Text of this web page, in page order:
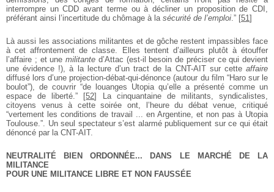
interrompre un CDD avant terme ou à décliner un proposition de CDI,
préférant ainsi l’incertitude du chômage à la sécurité de l’emploi.” [51]
Là aussi les associations militantes et de gôche restent impassibles face
à cet affrontement de classe. Elles tentent d’ailleurs plutôt à étouffer
l’affaire ; et une militante d’Attac (est-il besoin de préciser ce qui devient
une évidence !), à la lecture d’un tract de la CNT-AIT sur cette affaire
diffusé lors d’une projection-débat-qui-dénonce (autour du film “Haro sur le
boulot”), de couvrir “de louanges Utopia qu’elle a présenté comme un
espace de liberté.” [52]
La cinquantaine de militants, syndicalistes,
citoyens venus à cette soirée ont, l’heure du débat venue, critiqué
“vertement les conditions de travail ... en Argentine, et non pas à Utopia
Toulouse.”. Un seul spectateur s’est alarmé publiquement sur ce qui était
dénoncé par la CNT-AIT.
NEUTRALITÉ BIEN ORDONNÉE... DANS LE MARCHÉ DE LA
MILITANCE
POUR UNE MILITANCE LIBRE ET NON FAUSSÉE